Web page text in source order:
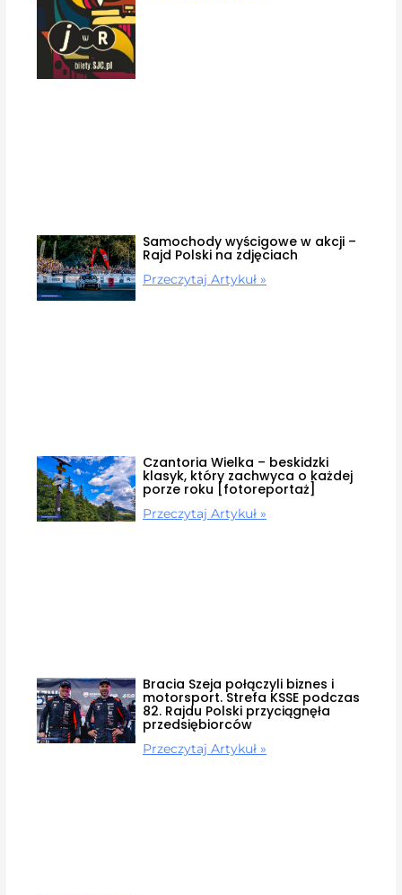
Samochody wyścigowe w akcji –
Rajd Polski na zdjęciach
Przeczytaj Artykuł »
Czantoria Wielka – beskidzki
klasyk, który zachwyca o każdej
porze roku [fotoreportaż]
Przeczytaj Artykuł »
Bracia Szeja połączyli biznes i
motorsport. Strefa KSSE podczas
82. Rajdu Polski przyciągnęła
przedsiębiorców
Przeczytaj Artykuł »